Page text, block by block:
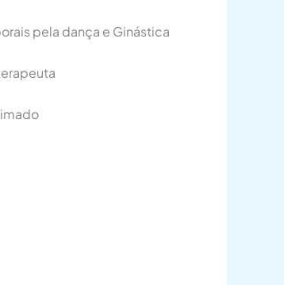
pela dança e Ginástica